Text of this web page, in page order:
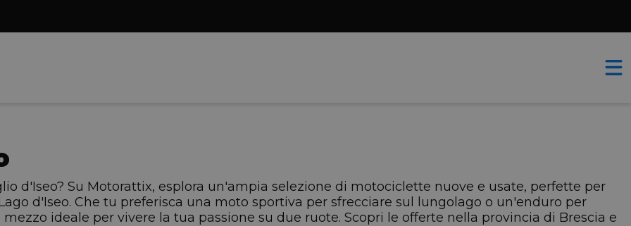
d'Iseo? Su Motorattix, esplora un'ampia selezione di motociclette nuove e usate, perfette per
d'Iseo. Che tu preferisca una moto sportiva per sfrecciare sul lungolago o un'enduro per
ideale per vivere la tua passione su due ruote. Scopri le offerte nella provincia di Brescia e